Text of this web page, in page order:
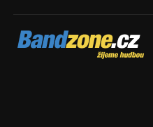
Bandzone.cz
žijeme hudbou